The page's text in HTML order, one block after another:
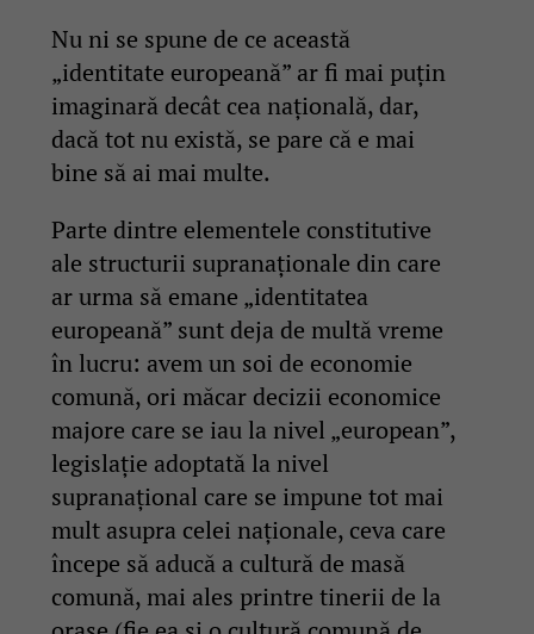
Nu ni se spune de ce această
„identitate europeană” ar fi mai puțin
imaginară decât cea națională, dar,
dacă tot nu există, se pare că e mai
bine să ai mai multe.
Parte dintre elementele constitutive
ale structurii supranaționale din care
ar urma să emane „identitatea
europeană” sunt deja de multă vreme
în lucru: avem un soi de economie
comună, ori măcar decizii economice
majore care se iau la nivel „european”,
legislație adoptată la nivel
supranațional care se impune tot mai
mult asupra celei naționale, ceva care
începe să aducă a cultură de masă
comună, mai ales printre tinerii de la